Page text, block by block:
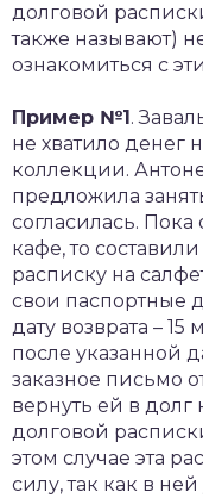
долговой
также называют)
ознакомиться с
Пример №1 .
не хватило денег
коллекции.
предложила
согласилась.
кафе, то
расписку на
свои паспортные
дату возврата –
после указанной
заказное письмо
вернуть ей в долг
долговой
этом случае эта
силу, так как в